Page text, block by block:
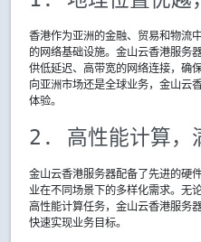
香港作为亚洲的金融、贸易和物流
的网络基础设施。金山云香港服务
供低延迟、高带宽的网络连接，确
向亚洲市场还是全球业务，金山云
体验。
2. 高性能计算，
金山云香港服务器配备了先进的硬
业在不同场景下的多样化需求。无
高性能计算任务，金山云香港服务
快速实现业务目标。